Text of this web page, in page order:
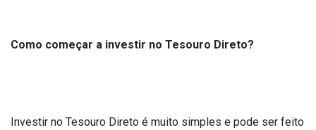
Como começar a investir no Tesouro Direto?
Investir no Tesouro Direto é muito simples e pode ser feito